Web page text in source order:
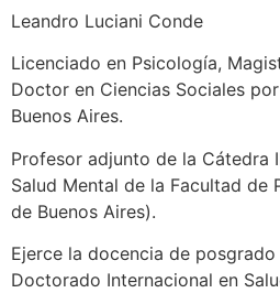
Leandro Luciani Conde
Licenciado en Psicología,
Doctor en Ciencias Sociales
Buenos Aires.
Profesor adjunto de la Cátedra
Salud Mental de la Facultad de
de Buenos Aires).
Ejerce la docencia de
Doctorado Internacional en